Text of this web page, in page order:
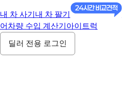
내 차 사기 내 차 팔기
어 차량 수입 계산기 아이트럭
딜러 전용 로그인